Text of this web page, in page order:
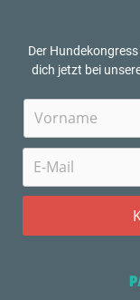
Der
dich jetzt bei